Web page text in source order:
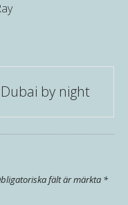
Dubai by night
fält är märkta *